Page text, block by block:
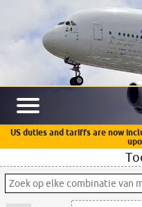
US duties and tariffs are now